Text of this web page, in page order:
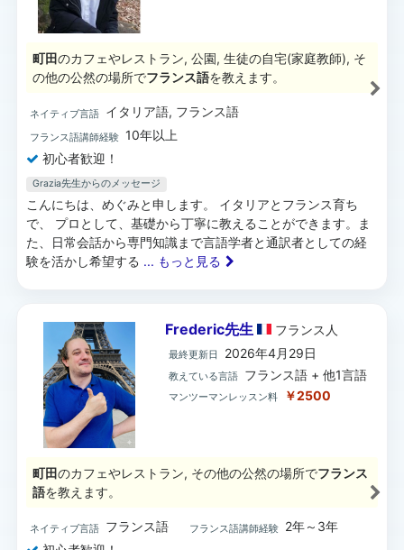
町田のカフェやレストラン, 公園, 生徒の自宅(家庭教師), そ
の他の公然の場所でフランス語を教えます。
ネイティブ言語 イタリア語, フランス語
フランス語講師経験 10年以上
初心者歓迎！
Grazia先生からのメッセージ
こんにちは、めぐみと申します。 イタリアとフランス育ち
で、 プロとして、基礎から丁寧に教えることができます。ま
た、日常会話から専門知識まで言語学者と通訳者としての経
験を活かし希望する ... もっと見る
Frederic先生 フランス 人
最終更新日 2026年4月29日
教えている言語 フランス語 + 他1言語
マンツーマンレッスン料 ￥2500
町田のカフェやレストラン, その他の公然の場所でフランス
語を教えます。
ネイティブ言語 フランス語 フランス語講師経験
2年～3年